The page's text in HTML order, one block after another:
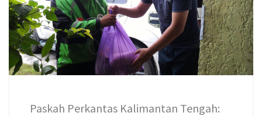
Paskah Perkantas Kalimantan Tengah: